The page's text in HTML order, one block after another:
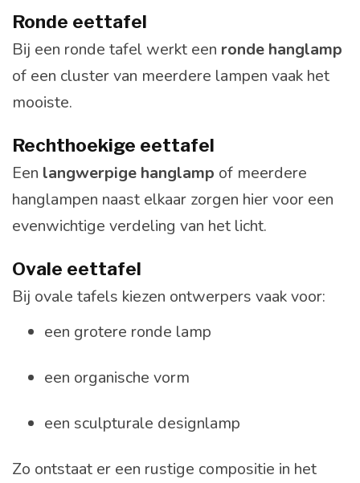
Ronde eettafel
Bij een ronde tafel werkt een ronde hanglamp
of een cluster van meerdere lampen vaak het
mooiste.
Rechthoekige eettafel
Een langwerpige hanglamp of meerdere
hanglampen naast elkaar zorgen hier voor een
evenwichtige verdeling van het licht.
Ovale eettafel
Bij ovale tafels kiezen ontwerpers vaak voor:
een grotere ronde lamp
een organische vorm
een sculpturale designlamp
Zo ontstaat er een rustige compositie in het